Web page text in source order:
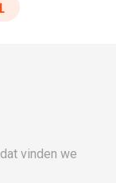
vinden we